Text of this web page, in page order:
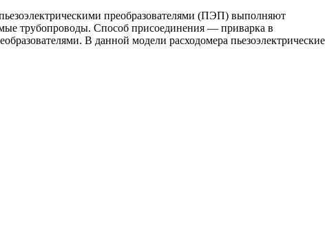
преобразователями (ПЭП) выполняют
трубопроводы. Способ присоединения — приварка в
В данной модели расходомера пьезоэлектрические